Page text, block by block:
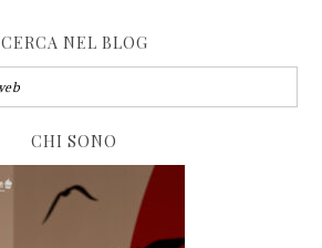
CERCA NEL BLOG
CHI SONO